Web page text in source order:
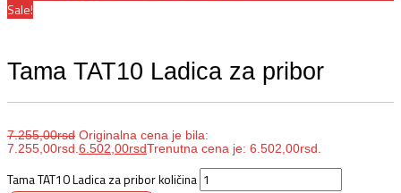
Sale!
Tama TAT10 Ladica za pribor
7.255,00rsd Originalna cena je bila:
7.255,00rsd.6.502,00rsdTrenutna cena je: 6.502,00rsd.
Tama TAT10 Ladica za pribor količina